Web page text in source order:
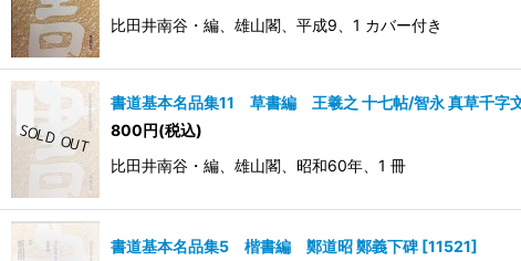
比田井南谷・編、雄山閣、平成9、1 カバー付き
書道基本名品集11 草書編 王羲之 十七帖/智永 真草千字
800円(税込)
比田井南谷・編、雄山閣、昭和60年、1 冊
書道基本名品集5 楷書編 鄭道昭 鄭義下碑 [11521]